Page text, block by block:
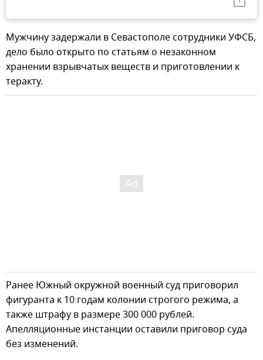
Мужчину задержали в Севастополе сотрудники УФСБ,
дело было открыто по статьям о незаконном
хранении взрывчатых веществ и приготовлении к
теракту.
Ранее Южный окружной военный суд приговорил
фигуранта к 10 годам колонии строгого режима, а
также штрафу в размере 300 000 рублей.
Апелляционные инстанции оставили приговор суда
без изменений.